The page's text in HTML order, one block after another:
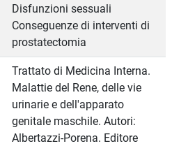
Disfunzioni sessuali
Conseguenze di interventi di
prostatectomia
Trattato di Medicina Interna.
Malattie del Rene, delle vie
urinarie e dell'apparato
genitale maschile. Autori:
Albertazzi-Porena. Editore